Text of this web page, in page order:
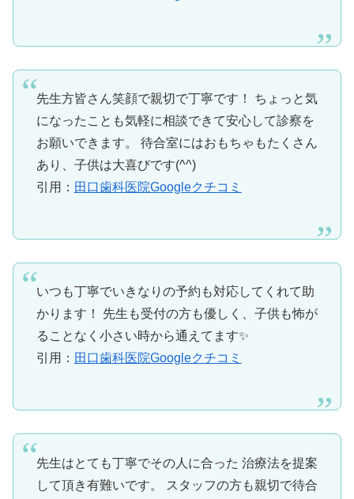
先生方皆さん笑顔で親切で丁寧です！ ちょっと気
になったことも気軽に相談できて安心して診察を
お願いできます。 待合室にはおもちゃもたくさん
あり、子供は大喜びです(^^)
引用： 田口歯科医院Googleクチコミ
いつも丁寧でいきなりの予約も対応してくれて助
かります！ 先生も受付の方も優しく、子供も怖が
ることなく小さい時から通えてます✨️
引用： 田口歯科医院Googleクチコミ
先生はとても丁寧でその人に合った 治療法を提案
して頂き有難いです。 スタッフの方も親切で待合